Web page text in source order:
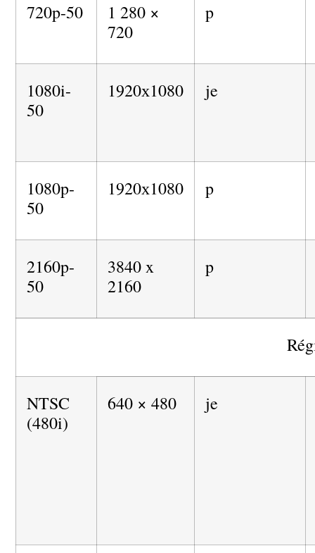
720p-50
1 280 ×
720
p
1080i-
50
1920х1080 je
1080p-
50
1920х1080 p
2160p-
50
3840 x
2160
p
NTSC
(480i)
640 × 480 je